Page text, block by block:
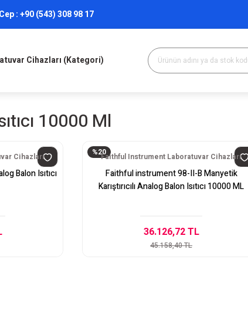
Cep :+90 (543) 308 98 17
Cihazları (Kategori)
10000 Ml
Cihazları
Balon Isıtıcı
%20Faithful Instrument Laboratuvar Cihazları
Faithful instrument 98-II-B Manyetik
Karıştırıcılı Analog Balon Isıtıcı 10000 ML
36.126,72 TL
45.158,40 TL